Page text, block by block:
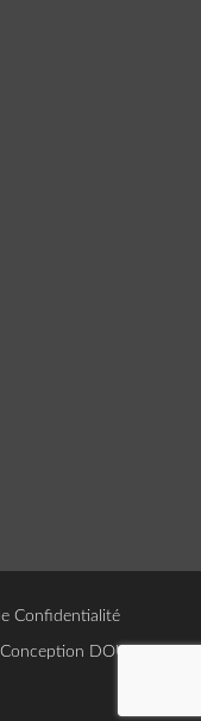
Confidentialité
DOUCSOFT